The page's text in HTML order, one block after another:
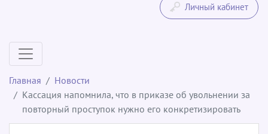
Личный кабинет
Главная
Новости
Кассация напомнила, что в приказе об увольнении за
повторный проступок нужно его конкретизировать